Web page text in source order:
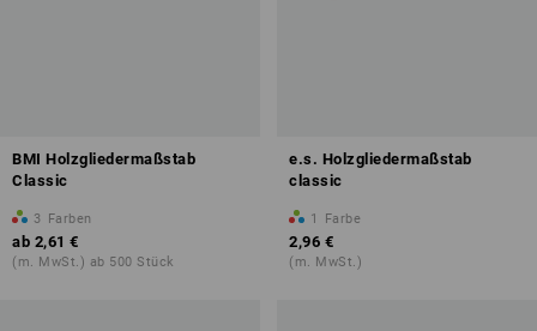
BMI Holzgliedermaßstab
Classic
3 Farben
ab 2,61 €
(m. MwSt.) ab 500 Stück
e.s. Holzgliedermaßstab
classic
1 Farbe
2,96 €
(m. MwSt.)